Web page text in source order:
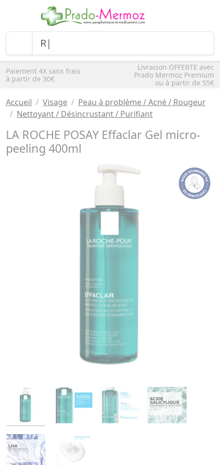
Paiement 4X sans frais
à partir de 30€
Livraison OFFERTE avec
Prado Mermoz Premium
ou à partir de 55€
Accueil Visage
Peau à problème / Acné / Rougeur
Nettoyant / Désincrustant / Purifiant
LA ROCHE POSAY Effaclar Gel micro-
peeling 400ml